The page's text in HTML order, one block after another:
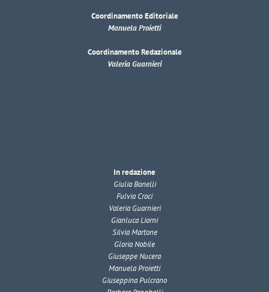
Coordinamento Editoriale
Manuela Proietti
Coordinamento Redazionale
Valeria Guarnieri
In redazione
Giulia Bonelli
Fulvia Croci
Valeria Guarnieri
Gianluca Liorni
Silvia Martone
Gloria Nobile
Giuseppe Nucera
Manuela Proietti
Giuseppina Pulcrano